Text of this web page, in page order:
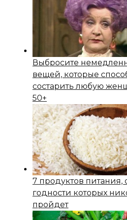
Выбросите
вещей, которые
состapить любую
50+
7 продуктов питания,
годности которых
пройдет